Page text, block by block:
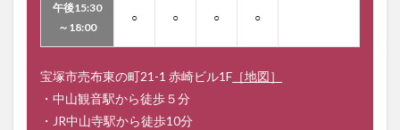
午後15:30
～18:00
○ ○ ○ ○
宝塚市売布東の町21-1 赤崎ビル1F ［地図］
・中山観音駅から徒歩５分
・JR中山寺駅から徒歩10分